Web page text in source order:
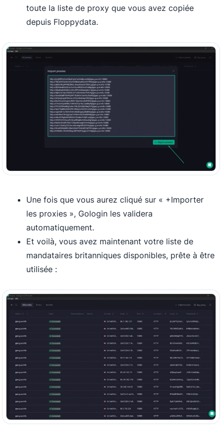
toute la liste de proxy que vous avez copiée
depuis Floppydata.
Une fois que vous aurez cliqué sur « +Importer
les proxies », Gologin les validera
automatiquement.
Et voilà, vous avez maintenant votre liste de
mandataires britanniques disponibles, prête à être
utilisée :